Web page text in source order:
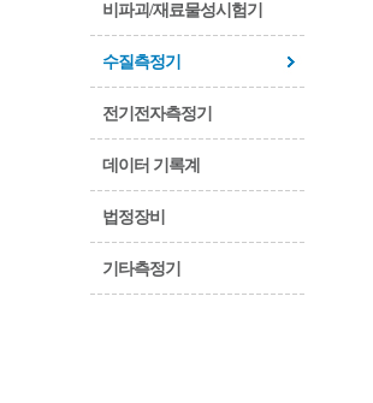
비파괴/재료물성시험기
수질측정기
전기전자측정기
데이터 기록계
법정장비
기타측정기